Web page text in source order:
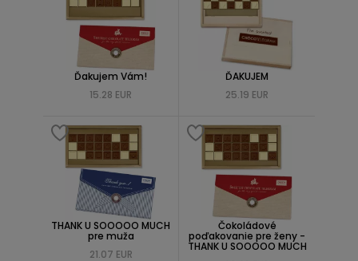
Ďakujem Vám!
15.28 EUR
ĎAKUJEM
25.19 EUR
THANK U SOOOOO MUCH
pre muža
21.07 EUR
Čokoládové
poďakovanie pre ženy -
THANK U SOOOOO MUCH